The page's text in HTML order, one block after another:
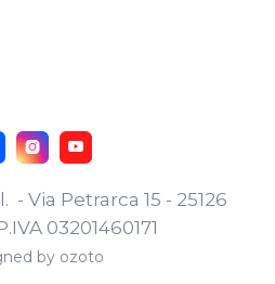
- Via Petrarca 15 - 25126
03201460171
by ozoto
 